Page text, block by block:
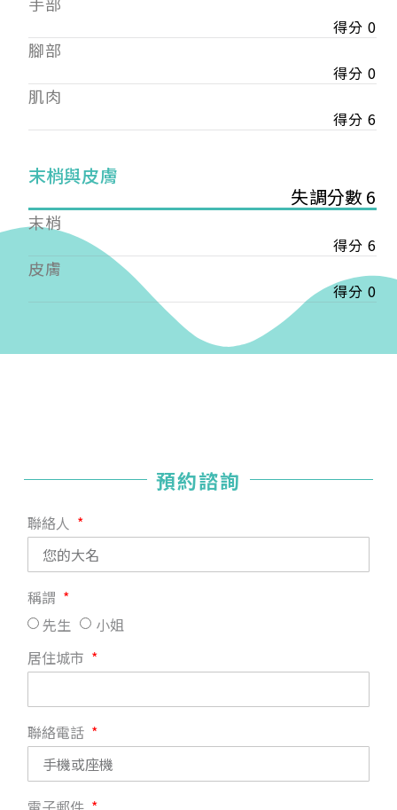
得分 0
腳部
得分 0
肌肉
得分 6
末梢與皮膚
失調分數 6
末梢
得分 6
皮膚
得分 0
預約諮詢
聯絡人
稱謂
先生
小姐
居住城市
聯絡電話
會審核通過後即通知您進行繳費，繳費資訊如下
【會費】
個人會員:
入會費新臺幣1200元，於會員入會時繳納；常年會
費1200元，於每年度繳納。
費3000元，於每年度繳納。
戶名: 社團法人台灣自律神經健康培訓暨發展協會
帳號: 003-03-501566-2
銀行: (013) 國泰世華 南京東路分行